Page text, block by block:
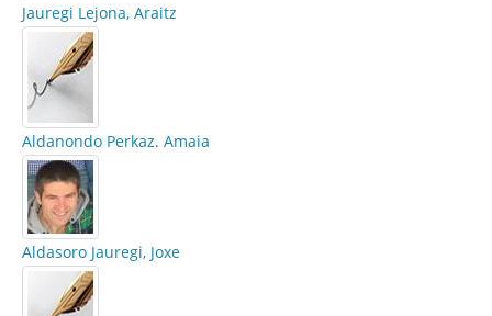
Jauregi Lejona, Araitz
Aldanondo Perkaz. Amaia
Aldasoro Jauregi, Joxe